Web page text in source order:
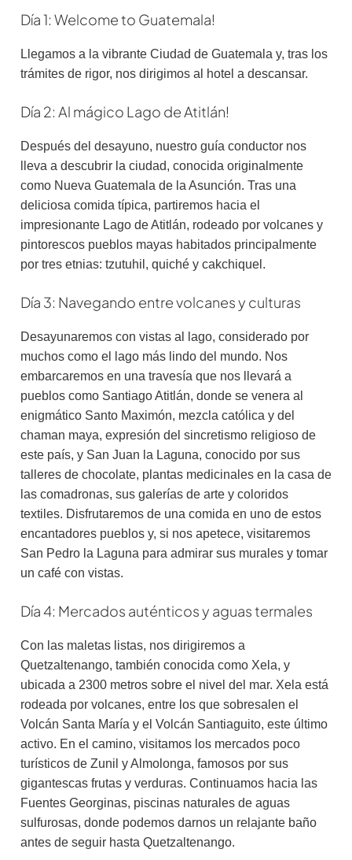
Día 1: Welcome to Guatemala!
Llegamos a la vibrante Ciudad de Guatemala y, tras los
trámites de rigor, nos dirigimos al hotel a descansar.
Día 2: Al mágico Lago de Atitlán!
Después del desayuno, nuestro guía conductor nos
lleva a descubrir la ciudad, conocida originalmente
como Nueva Guatemala de la Asunción. Tras una
deliciosa comida típica, partiremos hacia el
impresionante Lago de Atitlán, rodeado por volcanes y
pintorescos pueblos mayas habitados principalmente
por tres etnias: tzutuhil, quiché y cakchiquel.
Día 3: Navegando entre volcanes y culturas
Desayunaremos con vistas al lago, considerado por
muchos como el lago más lindo del mundo. Nos
embarcaremos en una travesía que nos llevará a
pueblos como Santiago Atitlán, donde se venera al
enigmático Santo Maximón, mezcla católica y del
chaman maya, expresión del sincretismo religioso de
este país, y San Juan la Laguna, conocido por sus
talleres de chocolate, plantas medicinales en la casa de
las comadronas, sus galerías de arte y coloridos
textiles. Disfrutaremos de una comida en uno de estos
encantadores pueblos y, si nos apetece, visitaremos
San Pedro la Laguna para admirar sus murales y tomar
un café con vistas.
Día 4: Mercados auténticos y aguas termales
Con las maletas listas, nos dirigiremos a
Quetzaltenango, también conocida como Xela, y
ubicada a 2300 metros sobre el nivel del mar. Xela está
rodeada por volcanes, entre los que sobresalen el
Volcán Santa María y el Volcán Santiaguito, este último
activo. En el camino, visitamos los mercados poco
turísticos de Zunil y Almolonga, famosos por sus
gigantescas frutas y verduras. Continuamos hacia las
Fuentes Georginas, piscinas naturales de aguas
sulfurosas, donde podemos darnos un relajante baño
antes de seguir hasta Quetzaltenango.